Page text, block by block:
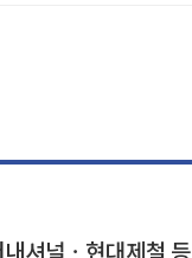
셔널ㆍ현대제철 등